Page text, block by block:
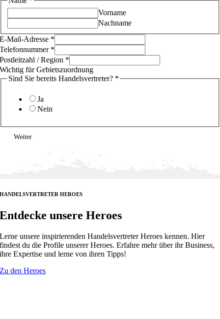
Vorname
Nachname
E-Mail-Adresse *
Telefonnummer *
Postleitzahl / Region *
Wichtig für Gebietszuordnung
Sind Sie bereits Handelsvertreter? *
Ja
Nein
Weiter
HANDELSVERTRETER HEROES
Entdecke unsere Heroes
Lerne unsere inspirierenden Handelsvertreter Heroes kennen. Hier
findest du die Profile unserer Heroes. Erfahre mehr über ihr Business,
ihre Expertise und lerne von ihren Tipps!
Zu den Heroes